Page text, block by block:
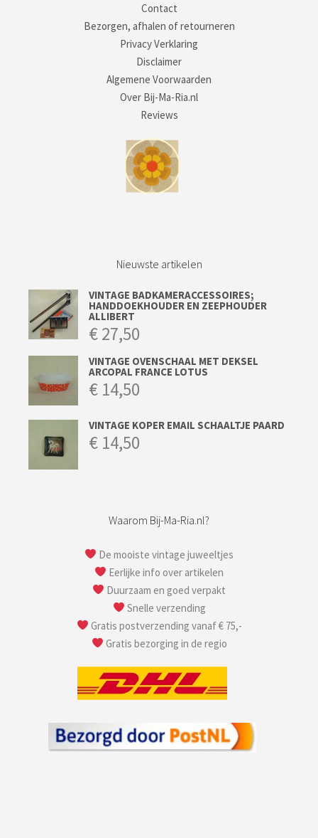
Contact
Bezorgen, afhalen of retourneren
Privacy Verklaring
Disclaimer
Algemene Voorwaarden
Over Bij-Ma-Ria.nl
Reviews
Nieuwste artikelen
VINTAGE BADKAMERACCESSOIRES;
HANDDOEKHOUDER EN ZEEPHOUDER
ALLIBERT
€27,50
VINTAGE OVENSCHAAL MET DEKSEL
ARCOPAL FRANCE LOTUS
€ 14,50
VINTAGE KOPER EMAIL SCHAALTJE PAARD
€ 14,50
Waarom Bij-Ma-Ria.nl?
De mooiste vintage juweeltjes
Eerlijke info over artikelen
Duurzaam en goed verpakt
Snelle verzending
Gratis postverzending vanaf € 75,-
Gratis bezorging in de regio